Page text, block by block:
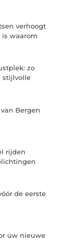
verhoogt
waarom
zo
stijlvolle
Bergen
rijden
de eerste
uw nieuwe